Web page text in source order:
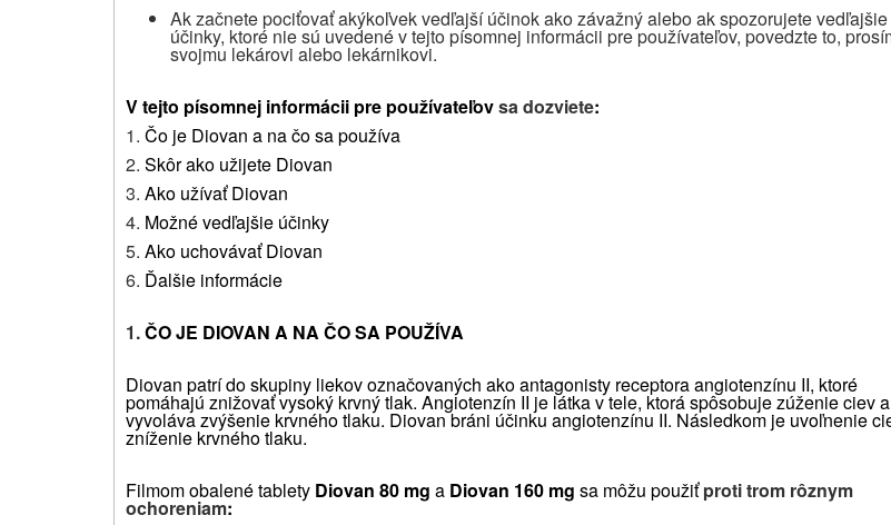
Ak začnete pociťovať akýkoľvek vedľajší účinok ako závažný alebo ak spozorujete vedľajšie
účinky, ktoré nie sú uvedené v tejto písomnej informácii pre používateľov, povedzte to,
svojmu lekárovi alebo lekárnikovi.
V tejto písomnej informácii pre používateľovsa dozviete:
1. Čo je Diovan a na čo sa používa
2. Skôr ako užijete Diovan
3. Ako užívať Diovan
4. Možné vedľajšie účinky
5. Ako uchovávať Diovan
6. Ďalšie informácie
1.ČO JE DIOVAN A NA ČO SA POUŽÍVA
Diovan patrí do skupiny liekov označovaných ako antagonisty receptora angiotenzínu II, ktoré
pomáhajú znižovať vysoký krvný tlak. Angiotenzín II je látka v tele, ktorá spôsobuje zúženie ciev
vyvoláva zvýšenie krvného tlaku. Diovan bráni účinku angiotenzínu II. Následkom je uvoľnenie
zníženie krvného tlaku.
Filmom obalené tablety Diovan 80 mg a Diovan 160 mg sa môžu použiť proti trom rôznym
ochoreniam: